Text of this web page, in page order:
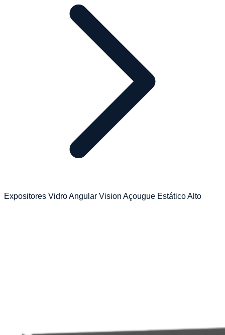
Expositores Vidro Angular Vision Açougue Estático Alto